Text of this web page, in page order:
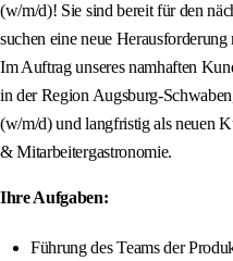
(w/m/d)! Sie sind bereit für den
suchen eine neue
Im Auftrag unseres namhaften
in der Region Augsburg-
(w/m/d) und langfristig als neuen
& Mitarbeitergastronomie.
Ihre Aufgaben:
Führung des Teams der